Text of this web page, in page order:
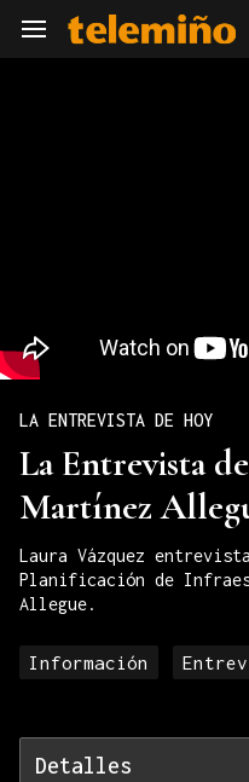
Navegación
LA ENTREVISTA DE HOY
La Entrevista
Martínez
Laura Vázquez
Planificación de
Allegue.
Información
Detalles